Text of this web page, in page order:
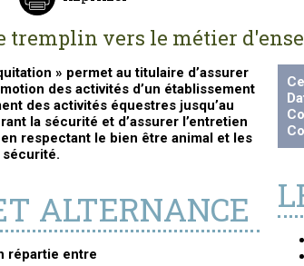
tremplin vers le métier
» permet au titulaire d’assurer
des activités d’un établissement
des activités équestres jusqu’au
la sécurité et d’assurer l’entretien
respectant le bien être animal et les
ALTERNANCE
répartie entre